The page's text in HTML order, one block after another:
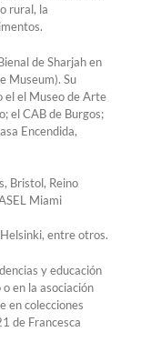
rural, la
de Sharjah en
Museum). Su
el el Museo de Arte
el CAB de Burgos;
Encendida,
Bristol, Reino
Miami
entre otros.
y educación
en la asociación
en colecciones
de Francesca